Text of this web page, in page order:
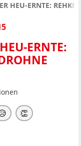
HEU-ERNTE:
ERNTE:
👏